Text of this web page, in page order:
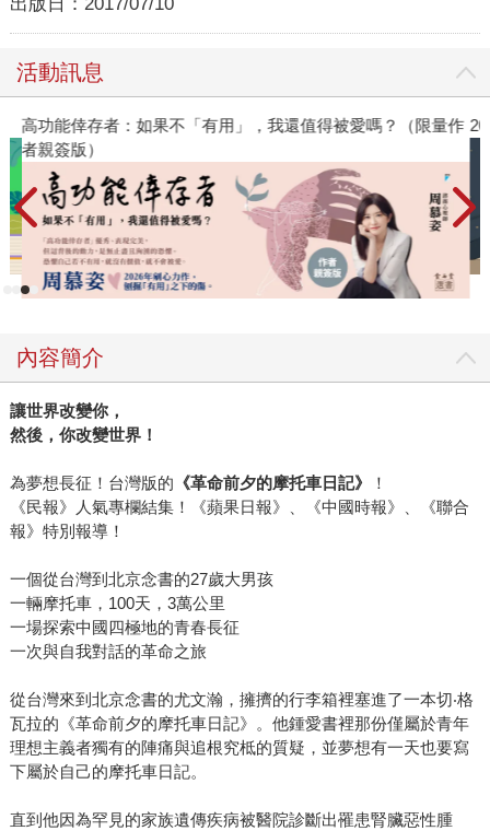
活動訊息
高功能倖存者：如果不「有用」，我還值得被愛嗎？（限量作
者親簽版）
內容簡介
讓世界改變你，
然後，你改變世界！
為夢想長征！台灣版的 《革命前夕的摩托車日記》
！
《民報》人氣專欄結集！《蘋果日報》、《中國時報》、《聯合
報》特別報導！
一個從台灣到北京念書的27歲大男孩
一輛摩托車，100天，3萬公里
一場探索中國四極地的青春長征
一次與自我對話的革命之旅
從台灣來到北京念書的尤文瀚，擁擠的行李箱裡塞進了一本切‧格
瓦拉的《革命前夕的摩托車日記》。他鍾愛書裡那份僅屬於青年
理想主義者獨有的陣痛與追根究柢的質疑，並夢想有一天也要寫
下屬於自己的摩托車日記。
直到他因為罕見的家族遺傳疾病被醫院診斷出罹患腎臟惡性腫